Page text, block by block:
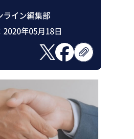
ライン編集部
2020年05月18日